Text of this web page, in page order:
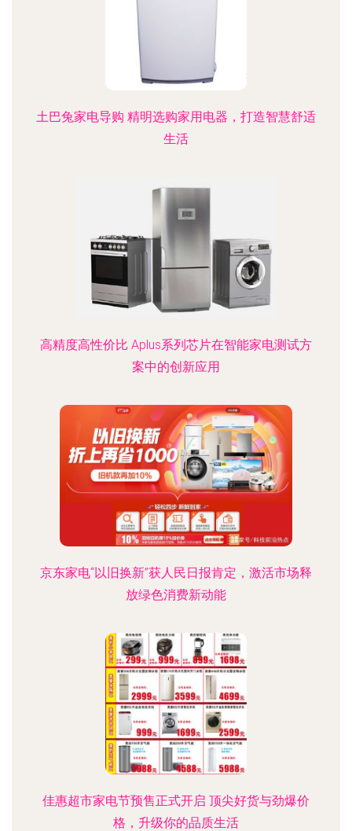
土巴兔家电导购 精明选购家用电器，打造智慧舒适
生活
高精度高性价比 Aplus系列芯片在智能家电测试方
案中的创新应用
京东家电“以旧换新”获人民日报肯定，激活市场释
放绿色消费新动能
佳惠超市家电节预售正式开启 顶尖好货与劲爆价
格，升级你的品质生活